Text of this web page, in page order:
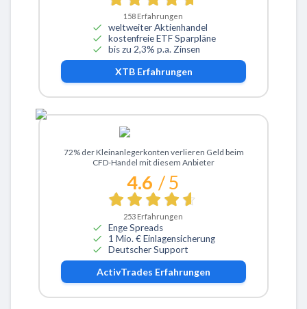
158 Erfahrungen
weltweiter Aktienhandel
kostenfreie ETF Sparpläne
bis zu 2,3% p.a. Zinsen
XTBErfahrungen
Zu ActivTrades
72% der Kleinanlegerkonten verlieren Geld beim
CFD-Handel mit diesem Anbieter
4.6 / 5
253 Erfahrungen
Enge Spreads
1 Mio. € Einlagensicherung
Deutscher Support
ActivTrades Erfahrungen